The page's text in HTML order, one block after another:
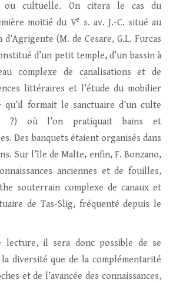
ou cultuelle. On citera le cas du
moitié du Ve
s. av. J.-C. situé au
d’Agrigente (M. de Cesare, G.L. Furcas
d’un petit temple, d’un bassin à
complexe de canalisations et de
littéraires et l’étude du mobilier
formait le sanctuaire d’un culte
?) où l’on pratiquait bains et
Des banquets étaient organisés dans
Sur l’île de Malte, enfin, F. Bonzano,
anciennes et de fouilles,
souterrain complexe de canaux et
de Tas-Slig, fréquenté depuis le
lecture, il sera donc possible de se
diversité que de la complémentarité
et de l’avancée des connaissances,